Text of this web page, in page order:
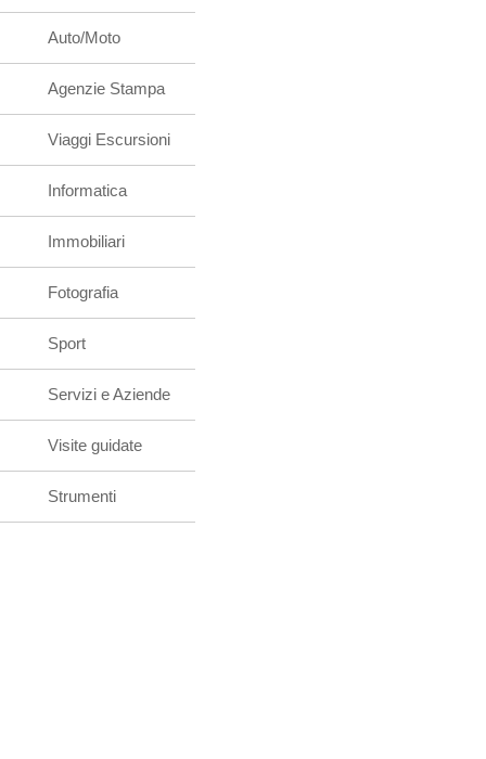
Auto/Moto
Agenzie Stampa
Viaggi Escursioni
Informatica
Immobiliari
Fotografia
Sport
Servizi e Aziende
Visite guidate
Strumenti